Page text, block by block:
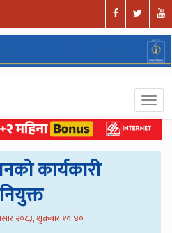
कार्यकारी
२०८३, शुक्रबार १०:४०